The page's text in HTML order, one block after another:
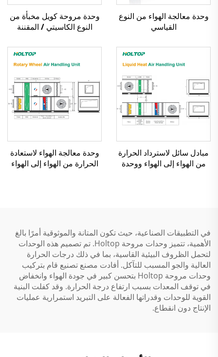
وحدة معالجة الهواء من النوع
القياسي
وحدة مروحة كويل مخبأة من
النوع الكاسيتي / المقننة
مبادل سائل لاسترداد الحرارة
من الهواء إلى الهواء ووحدة
وحدة معالجة الهواء لاستعادة
الحرارة من الهواء إلى الهواء
في التطبيقات الصناعية، حيث تكون المتانة والموثوقية أمرًا بالغ
الأهمية، تتميز وحدات مروحة Holtop. تم تصميم هذه الوحدات
لتحمل الظروف البيئية القاسية، بما في ذلك درجات الحرارة
العالية والجو المسبب للتآكل. أفادت مصنع تصنيع قام بتركيب
وحدات مروحة Holtop بتحسن كبير في جودة الهواء وانخفاض
في توقف المعدات بسبب ارتفاع درجة الحرارة. وقد كفلت البنية
القوية للوحدات وقدراتها الفعالة على التبريد استمرارية عمليات
الإنتاج دون انقطاع.